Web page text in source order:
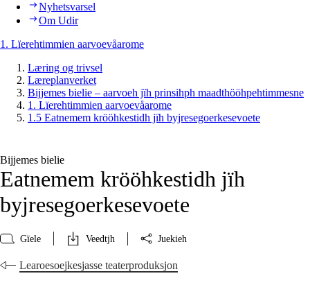
Nyhetsvarsel
Om Udir
1. Lïerehtimmien aarvoevåarome
Læring og trivsel
Læreplanverket
Bijjemes bielie – aarvoeh jïh prinsihph maadthööhpehtimmesne
1. Lïerehtimmien aarvoevåarome
1.5 Eatnemem krööhkestidh jïh byjresegoerkesevoete
Bijjemes bielie
Eatnemem krööhkestidh jïh
byjresegoerkesevoete
Gïele Veedtjh Juekieh
Learoesoejkesjasse teaterproduksjon